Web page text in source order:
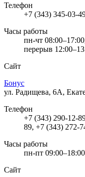
Телефон
+7 (343) 345-03-
Часы работы
пн-чт
перерыв
Сайт
Бонус
ул. Радищева, 6А,
Телефон
+7 (343) 290-12-
89, +7 (343) 272-
Часы работы
пн-пт
Сайт